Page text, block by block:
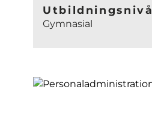
Utbildningsnivå
Gymnasial